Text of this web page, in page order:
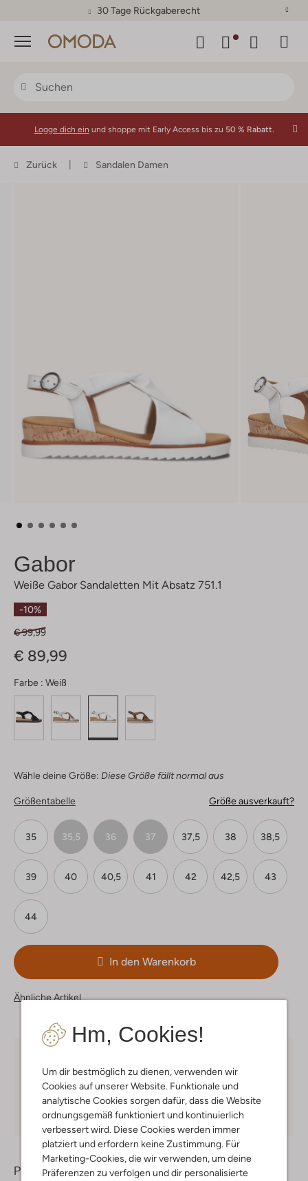
30 Tage Rückgaberecht
Menü
Hm, Cookies!
Um dir bestmöglich zu dienen, verwenden wir
Cookies auf unserer Website. Funktionale und
analytische Cookies sorgen dafür, dass die Website
ordnungsgemäß funktioniert und kontinuierlich
verbessert wird. Diese Cookies werden immer
platziert und erfordern keine Zustimmung. Für
Marketing-Cookies, die wir verwenden, um deine
Präferenzen zu verfolgen und dir personalisierte
Logge dich ein und shoppe mit Early Access bis zu 50 % Rabatt.
Zurück Sandalen Damen
Gabor
Weiße Gabor Sandaletten Mit Absatz 751.1
-10%
€ 99,99
€ 89,99
Farbe : Weiß
Wähle deine Größe: Diese Größe fällt normal aus
Größentabelle Größe ausverkauft?
35 35,5 36 37 37,5 38 38,5
39 40 40,5 41 42 42,5 43
44
In den Warenkorb
Ähnliche Artikel
Mitglieder in Deutschland
Kauf auf Rechnung 30 TagenRückgaberecht
Produktinformation